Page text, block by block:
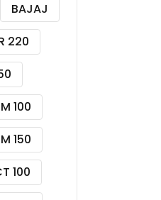
BAJAJ
220
100
150
100